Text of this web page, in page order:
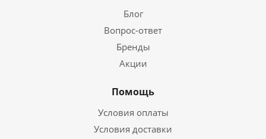
Блог
Вопрос-ответ
Бренды
Акции
Помощь
Условия оплаты
Условия доставки